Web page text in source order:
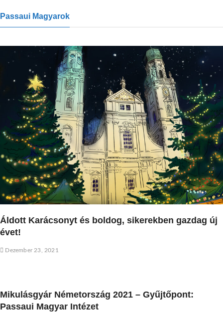
Passaui Magyarok
Áldott Karácsonyt és boldog, sikerekben gazdag új
évet!
Dezember 23, 2021
Mikulásgyár Németország 2021 – Gyűjtőpont:
Passaui Magyar Intézet